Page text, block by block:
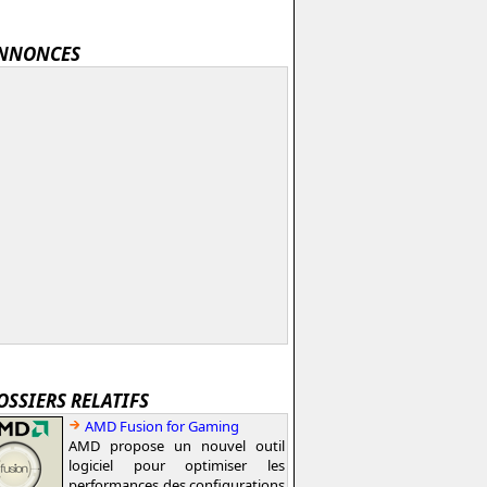
RELATIFS
AMD Fusion for Gaming
AMD propose un nouvel outil
logiciel pour optimiser les